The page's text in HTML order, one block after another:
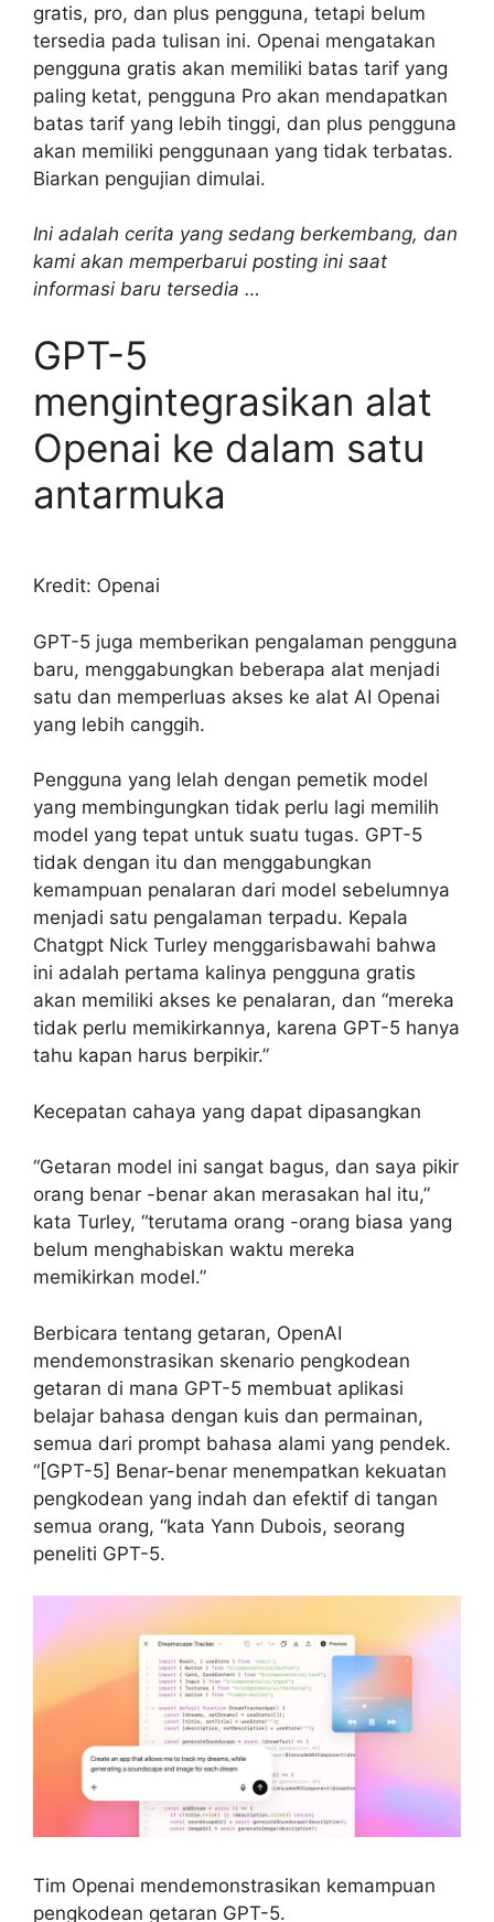
gratis, pro, dan plus pengguna, tetapi belum
tersedia pada tulisan ini. Openai mengatakan
pengguna gratis akan memiliki batas tarif yang
paling ketat, pengguna Pro akan mendapatkan
batas tarif yang lebih tinggi, dan plus pengguna
akan memiliki penggunaan yang tidak terbatas.
Biarkan pengujian dimulai.
Ini adalah cerita yang sedang berkembang, dan
kami akan memperbarui posting ini saat
informasi baru tersedia …
GPT-5
mengintegrasikan alat
Openai ke dalam satu
antarmuka
Kredit: Openai
GPT-5 juga memberikan pengalaman pengguna
baru, menggabungkan beberapa alat menjadi
satu dan memperluas akses ke alat AI Openai
yang lebih canggih.
Pengguna yang lelah dengan pemetik model
yang membingungkan tidak perlu lagi memilih
model yang tepat untuk suatu tugas. GPT-5
tidak dengan itu dan menggabungkan
kemampuan penalaran dari model sebelumnya
menjadi satu pengalaman terpadu. Kepala
Chatgpt Nick Turley menggarisbawahi bahwa
ini adalah pertama kalinya pengguna gratis
akan memiliki akses ke penalaran, dan “mereka
tidak perlu memikirkannya, karena GPT-5 hanya
tahu kapan harus berpikir.”
Kecepatan cahaya yang dapat dipasangkan
“Getaran model ini sangat bagus, dan saya pikir
orang benar -benar akan merasakan hal itu,”
kata Turley, “terutama orang -orang biasa yang
belum menghabiskan waktu mereka
memikirkan model.”
Berbicara tentang getaran, OpenAI
mendemonstrasikan skenario pengkodean
getaran di mana GPT-5 membuat aplikasi
belajar bahasa dengan kuis dan permainan,
semua dari prompt bahasa alami yang pendek.
“[GPT-5] Benar-benar menempatkan kekuatan
pengkodean yang indah dan efektif di tangan
semua orang, “kata Yann Dubois, seorang
peneliti GPT-5.
Tim Openai mendemonstrasikan kemampuan
pengkodean getaran GPT-5.